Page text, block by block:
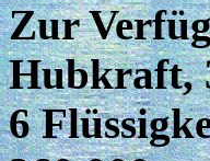
Zur
Hubkraft,
6